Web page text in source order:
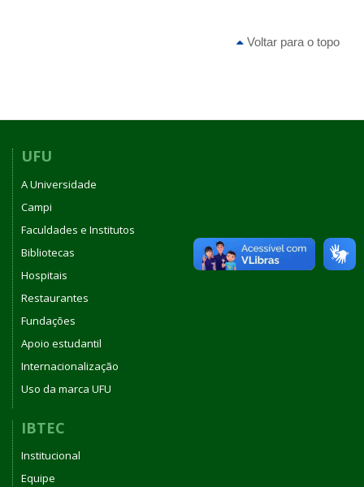
Voltar para o topo
UFU
A Universidade
Campi
Faculdades e Institutos
Bibliotecas
Hospitais
Restaurantes
Fundações
Apoio estudantil
Internacionalização
Uso da marca UFU
IBTEC
Institucional
Equipe